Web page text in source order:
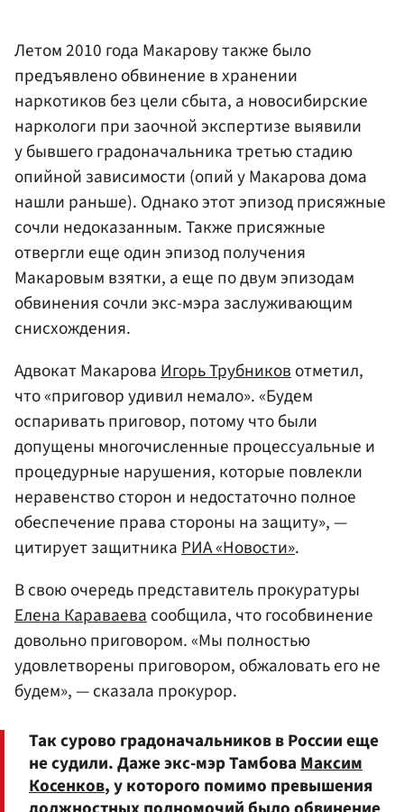
Летом 2010 года Макарову также было
предъявлено обвинение в хранении
наркотиков без цели сбыта, а новосибирские
наркологи при заочной экспертизе выявили
у бывшего градоначальника третью стадию
опийной зависимости (опий у Макарова дома
нашли раньше). Однако этот эпизод присяжные
сочли недоказанным. Также присяжные
отвергли еще один эпизод получения
Макаровым взятки, а еще по двум эпизодам
обвинения сочли экс-мэра заслуживающим
снисхождения.
Адвокат МакароваИгорь Трубниковотметил,
что «приговор удивил немало». «Будем
оспаривать приговор, потому что были
допущены многочисленные процессуальные и
процедурные нарушения, которые повлекли
неравенство сторон и недостаточно полное
обеспечение права стороны на защиту», —
цитирует защитникаРИА «Новости».
В свою очередь представитель прокуратуры
Елена Караваевасообщила, что гособвинение
довольно приговором. «Мы полностью
удовлетворены приговором, обжаловать его не
будем», — сказала прокурор.
Так сурово градоначальников в России еще
не судили. Даже экс-мэр ТамбоваМаксим
Косенков, у которого помимо превышения